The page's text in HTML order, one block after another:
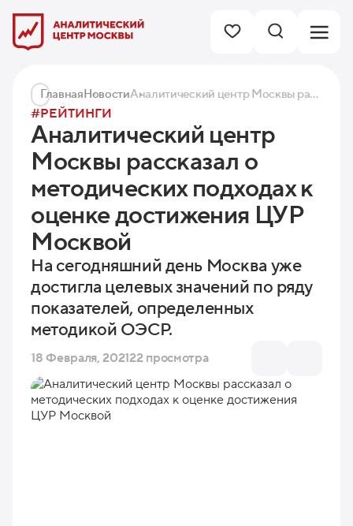
ГлавнаяНовости Аналитический центр Москвы рассказал о методических подходах к оценке достижения ЦУР Москвой
#РЕЙТИНГИ
Аналитический центр
Москвы рассказал о
методических подходах к
оценке достижения ЦУР
Москвой
На сегодняшний день Москва уже
достигла целевых значений по ряду
показателей, определенных
методикой ОЭСР.
18 Февраля, 202122 просмотра